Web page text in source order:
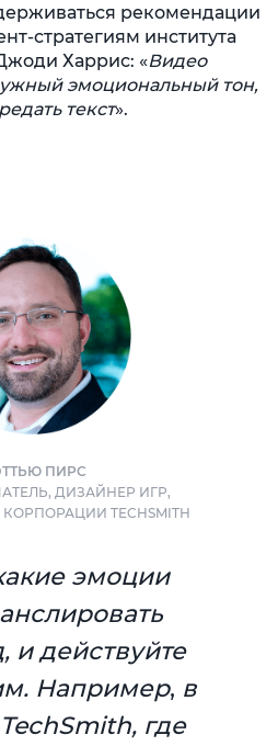
рекомендации
стратегиям института
Харрис: «Видео
эмоциональный тон,
текст».
ПИРС
ДИЗАЙНЕР ИГР,
TECHSMITH
эмоции
и действуйте
Например, в
где